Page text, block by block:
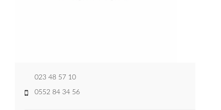
023 48 57 10
0552 84 34 56